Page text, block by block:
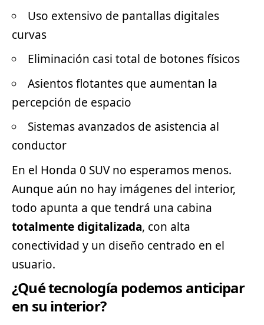
Uso extensivo de pantallas digitales
curvas
Eliminación casi total de botones físicos
Asientos flotantes que aumentan la
percepción de espacio
Sistemas avanzados de asistencia al
conductor
En el Honda 0 SUV no esperamos menos.
Aunque aún no hay imágenes del interior,
todo apunta a que tendrá una cabina
totalmente digitalizada, con alta
conectividad y un diseño centrado en el
usuario.
¿Qué tecnología podemos anticipar
en su interior?